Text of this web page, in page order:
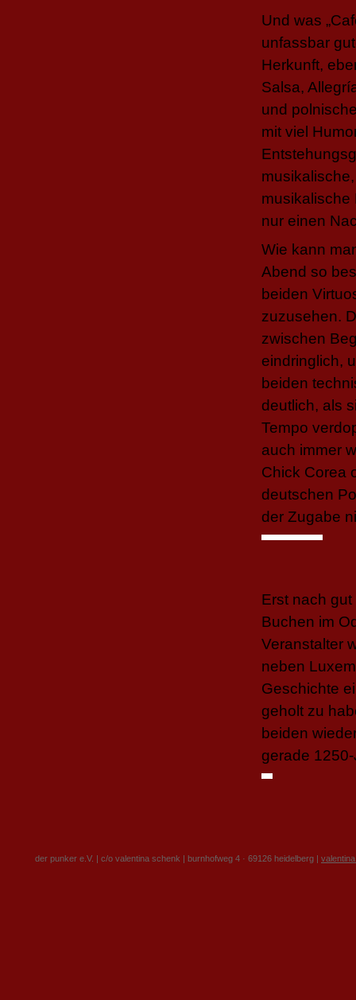
Und was
unfassbar
Herkunft,
Salsa,
und
mit viel
musikalische
nur einen
Wie kann
Abend so
beiden
zuzusehen.
zwischen
eindringlich,
beiden
deutlich, als
Tempo
auch immer
Chick Corea
deutschen
der Zugabe
Erst nach
Buchen im
Veranstalter
neben
Geschichte
geholt zu
beiden
gerade
der punker e.V. | c/o valentina schenk | burnhofweg 4 · 69126 heidelberg |